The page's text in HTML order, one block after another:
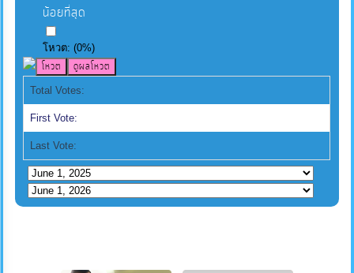
น้อยที่สุด
โหวต:(0%)
Total Votes:
First Vote:
Last Vote: